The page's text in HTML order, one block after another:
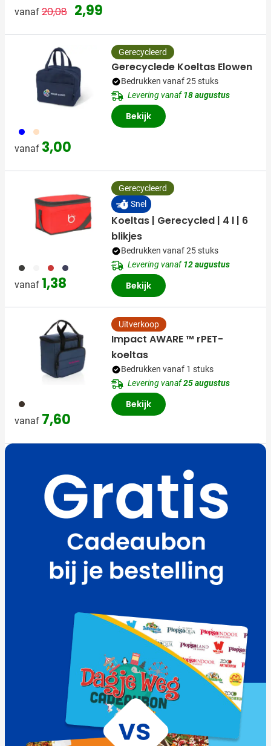
vanaf Normale prijs
20,08 Speciale prijs
2,99
005 357
vanaf 3,00
Gerecycleerd
Gerecyclede Koeltas Elowen
Bedrukken vanaf 25 stuks
Levering vanaf18 augustus
Bekijk
001 008 536
vanaf 1,38
Gerecycleerd
Snel
Koeltas | Gerecycled | 4 l | 6
blikjes
Bedrukken vanaf 25 stuks
Levering vanaf12 augustus
Bekijk
001
vanaf 7,60
Uitverkoop
Impact AWARE ™ rPET-
koeltas
Bedrukken vanaf 1 stuks
Levering vanaf25 augustus
Bekijk